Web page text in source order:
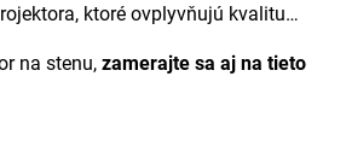
ktoré ovplyvňujú kvalitu
na stenu, zamerajte sa aj na tieto